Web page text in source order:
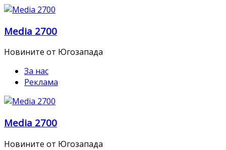
Skip
content
Media 2700
Новините от Югозапада
За нас
Реклама
Media 2700
Новините от Югозапада